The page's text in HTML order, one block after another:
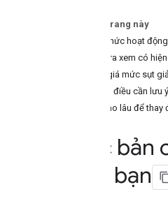
Trên trang này
Cách thức hoạt
Kiểm tra xem có
Đánh giá mức sụt
Những điều cần lưu
Mất bao lâu để
Các
của bạn